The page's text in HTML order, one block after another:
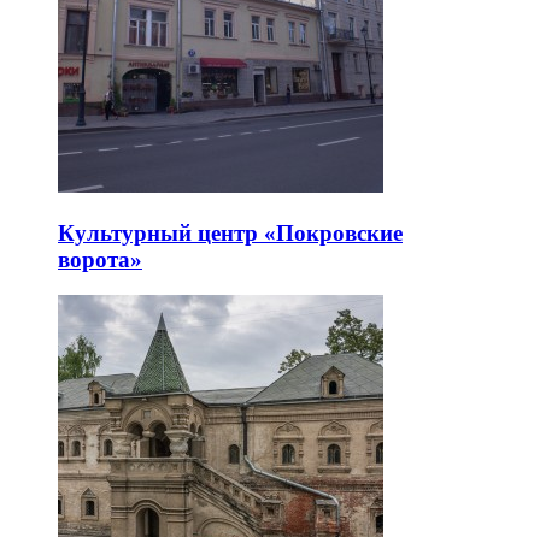
Культурный центр «Покровские
ворота»